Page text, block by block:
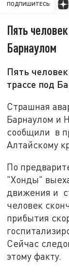
ПОДПИШИТЕСЬ:
Пять
Барнаулом
Пять
трассе под
Страшная
Барнаулом и
сообщили в
Алтайскому
По
"Хонды"
движения и
человек
прибытия
Сейчас
этому факту.